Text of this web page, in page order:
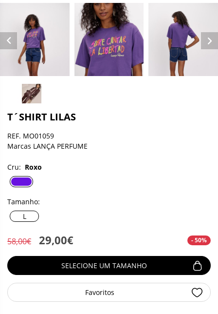
T´SHIRT LILAS
REF. MO01059
Marcas LANÇA PERFUME
Cru: Roxo
Tamanho:
L
58,00€ 29,00€ - 50%
SELECIONE UM TAMANHO
Favoritos